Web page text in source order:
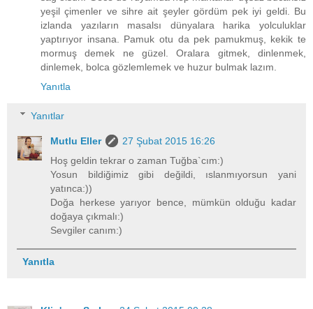
yeşil çimenler ve sihre ait şeyler gördüm pek iyi geldi. Bu
izlanda yazıların masalsı dünyalara harika yolculuklar
yaptırıyor insana. Pamuk otu da pek pamukmuş, kekik te
mormuş demek ne güzel. Oralara gitmek, dinlenmek,
dinlemek, bolca gözlemlemek ve huzur bulmak lazım.
Yanıtla
Yanıtlar
Mutlu Eller
27 Şubat 2015 16:26
Hoş geldin tekrar o zaman Tuğba`cım:)
Yosun bildiğimiz gibi değildi, ıslanmıyorsun yani
yatınca:))
Doğa herkese yarıyor bence, mümkün olduğu kadar
doğaya çıkmalı:)
Sevgiler canım:)
Yanıtla